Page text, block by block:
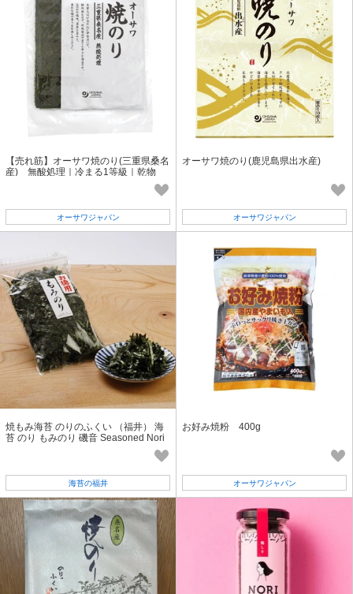
【売れ筋】オーサワ焼のり(三重県桑名
産) 無酸処理｜冷まる1等級｜乾物
オーサワジャパン
オーサワ焼のり(鹿児島県出水産)
オーサワジャパン
焼もみ海苔 のりのふくい （福井） 海
苔 のり もみのり 磯音 Seasoned Nori
海苔の福井
お好み焼粉 400g
オーサワジャパン